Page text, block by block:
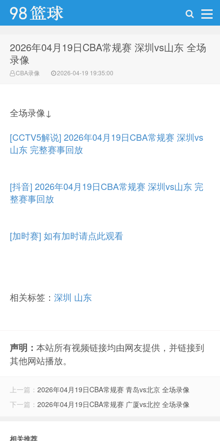
98篮球网
2026年04月19日CBA常规赛 深圳vs山东 全场
录像
CBA录像 2026-04-19 19:35:00
全场录像↓
[CCTV5解说] 2026年04月19日CBA常规赛 深圳vs
山东 完整赛事回放
[抖音] 2026年04月19日CBA常规赛 深圳vs山东 完
整赛事回放
[加时赛] 如有加时请点此观看
相关标签： 深圳 山东
声明： 本站所有视频链接均由网友提供，并链接到
其他网站播放。
上一篇： 2026年04月19日CBA常规赛 青岛vs北京 全场录像
下一篇： 2026年04月19日CBA常规赛 广厦vs北控 全场录像
相关推荐